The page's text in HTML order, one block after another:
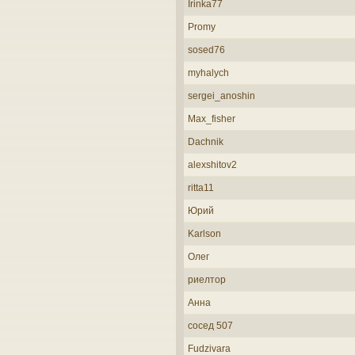
Irinka77
Promy
sosed76
myhalych
sergei_anoshin
Max_fisher
Dachnik
alexshitov2
ritta11
Юрий
Karlson
Олег
риелтор
Анна
сосед 507
Fudzivara